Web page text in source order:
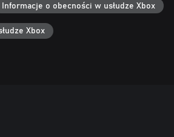
Informacje o obecności w usłudze Xbox
Xbox